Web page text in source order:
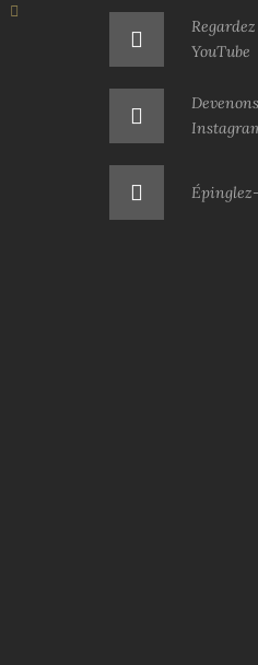
YouTube